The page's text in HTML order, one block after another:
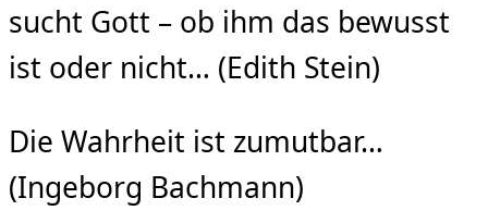
sucht Gott – ob ihm das bewusst
ist oder nicht… (Edith Stein)
Die Wahrheit ist zumutbar…
(Ingeborg Bachmann)